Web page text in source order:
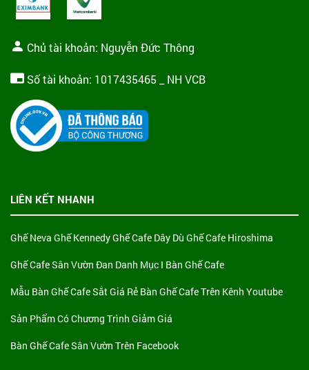
Chủ tài khoản: Nguyễn Đức Thông
Số tài khoản: 1017435465 _ NH VCB
LIÊN KẾT NHANH
Ghế Neva Ghế KennedyGhế Cafe Dây Dù Ghế Cafe Hiroshima
Ghế Cafe Sân Vườn Đan Danh Mục I Bàn Ghế Cafe
Mẫu Bàn Ghế Cafe Sắt Giá Rẻ Bàn Ghế Cafe Trên Kênh Youtube
Sản Phẩm Có Chương Trình Giảm Giá
Bàn Ghế Cafe Sân Vườn Trên Facebook